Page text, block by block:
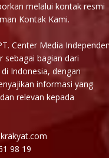
melalui kontak resmi
Kontak Kami.
Center Media
sebagai bagian dari
Indonesia, dengan
informasi yang
relevan kepada
98 19